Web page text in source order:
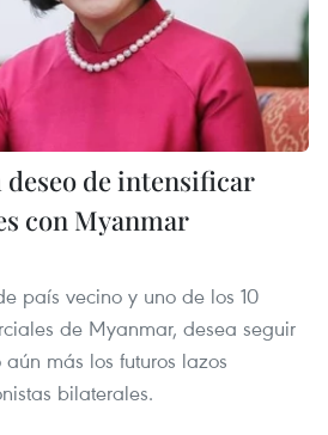
de intensificar
con Myanmar
país vecino y uno de los 10
de Myanmar, desea seguir
más los futuros lazos
bilaterales.